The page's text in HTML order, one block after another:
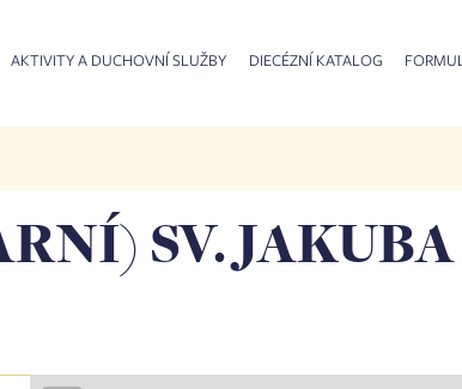
AKTIVITY A DUCHOVNÍ SLUŽBY DIECÉZNÍ KATALOG
SV.